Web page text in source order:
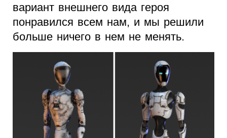
вариант внешнего вида героя
понравился всем нам, и мы решили
больше ничего в нем не менять.